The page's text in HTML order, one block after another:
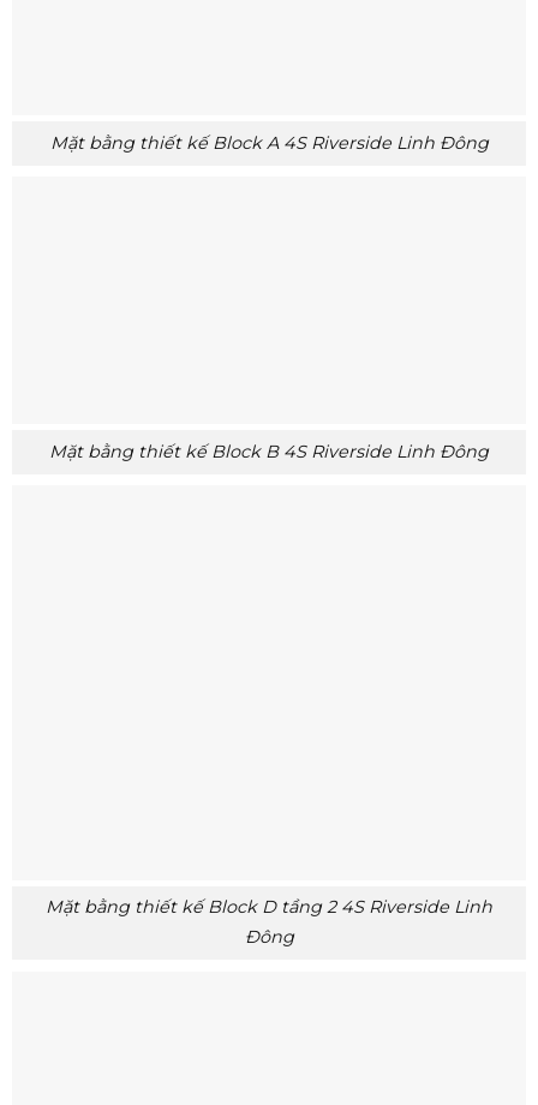
Mặt bằng thiết kế Block A 4S Riverside Linh Đông
Mặt bằng thiết kế Block B 4S Riverside Linh Đông
Mặt bằng thiết kế Block D tầng 2 4S Riverside Linh
Đông